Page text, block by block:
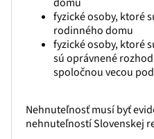
fyzické osoby, ktoré
rodinného domu
fyzické osoby, ktoré
sú oprávnené
spoločnou vecou
Nehnuteľnosť musí byť
nehnuteľností Slovenskej